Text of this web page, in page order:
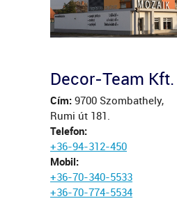
Decor-Team Kft.
Cím: 9700 Szombathely,
Rumi út 181.
Telefon:
+36-94-312-450
Mobil:
+36-70-340-5533
+36-70-774-5534